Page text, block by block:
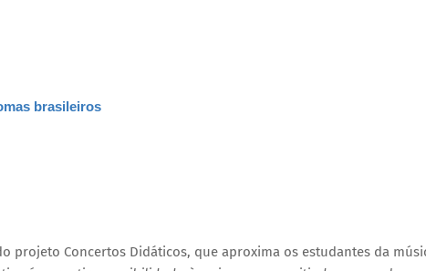
brasileiros
projeto Concertos Didáticos, que aproxima os estudantes da